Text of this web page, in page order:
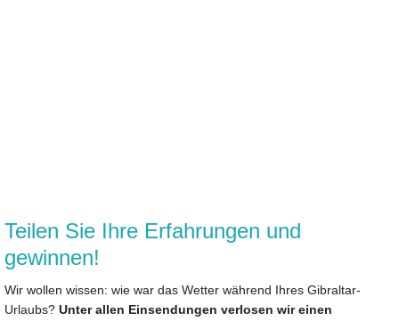
Teilen Sie Ihre Erfahrungen und
gewinnen!
Wir wollen wissen: wie war das Wetter während Ihres Gibraltar-
Urlaubs? Unter allen Einsendungen verlosen wir einen